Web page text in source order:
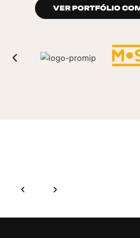
VER PORTFÓLIO